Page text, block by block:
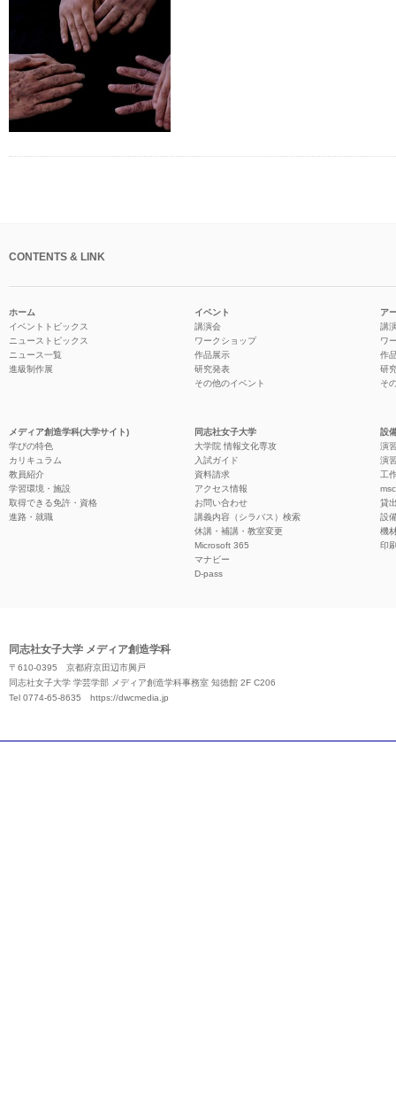
CONTENTS & LINK
ホーム
イベントトピックス
ニューストピックス
ニュース一覧
進級制作展
イベント
講演会
ワークショップ
作品展示
研究発表
その他のイベント
ア
講
ワ
作
研
そ
メディア創造学科(大学サイト)
学びの特色
カリキュラム
教員紹介
学習環境・施設
取得できる免許・資格
進路・就職
同志社女子大学
大学院 情報文化専攻
入試ガイド
資料請求
アクセス情報
お問い合わせ
講義内容（シラバス）検索
休講・補講・教室変更
Microsoft 365
マナビー
D-pass
設
演
演
工
貸
設
機
印
同志社女子大学 メディア創造学科
〒610-0395 京都府京田辺市興戸
同志社女子大学 学芸学部 メディア創造学科事務室 知徳館 2F C206
Tel 0774-65-8635 https://dwcmedia.jp